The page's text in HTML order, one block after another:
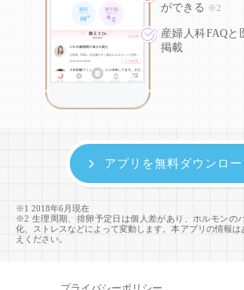
ができる
※2
産婦人科FAQと
掲載
※1 2018年6月現在
※2 生理周期、排卵予定日は個人差があり、ホルモンの
化、ストレスなどによって変動します。本アプリの情報
えください。
アプリを無料ダウンロー